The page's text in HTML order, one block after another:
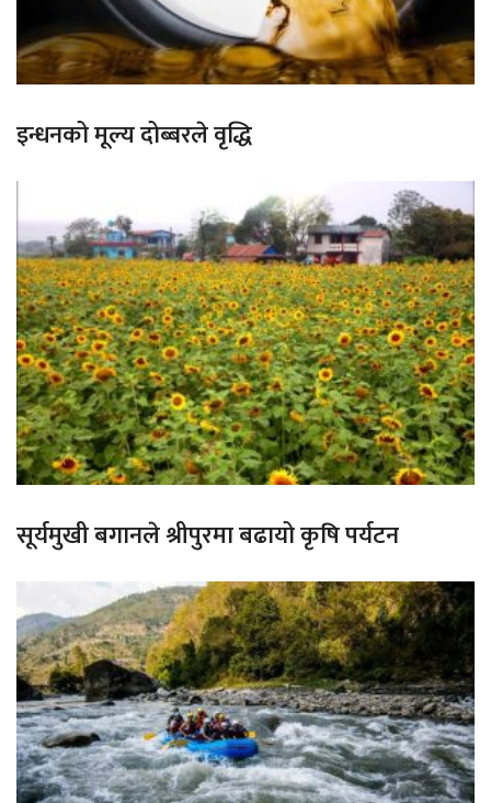
इन्धनको मूल्य दोब्बरले वृद्धि
सूर्यमुखी बगानले श्रीपुरमा बढायो कृषि पर्यटन